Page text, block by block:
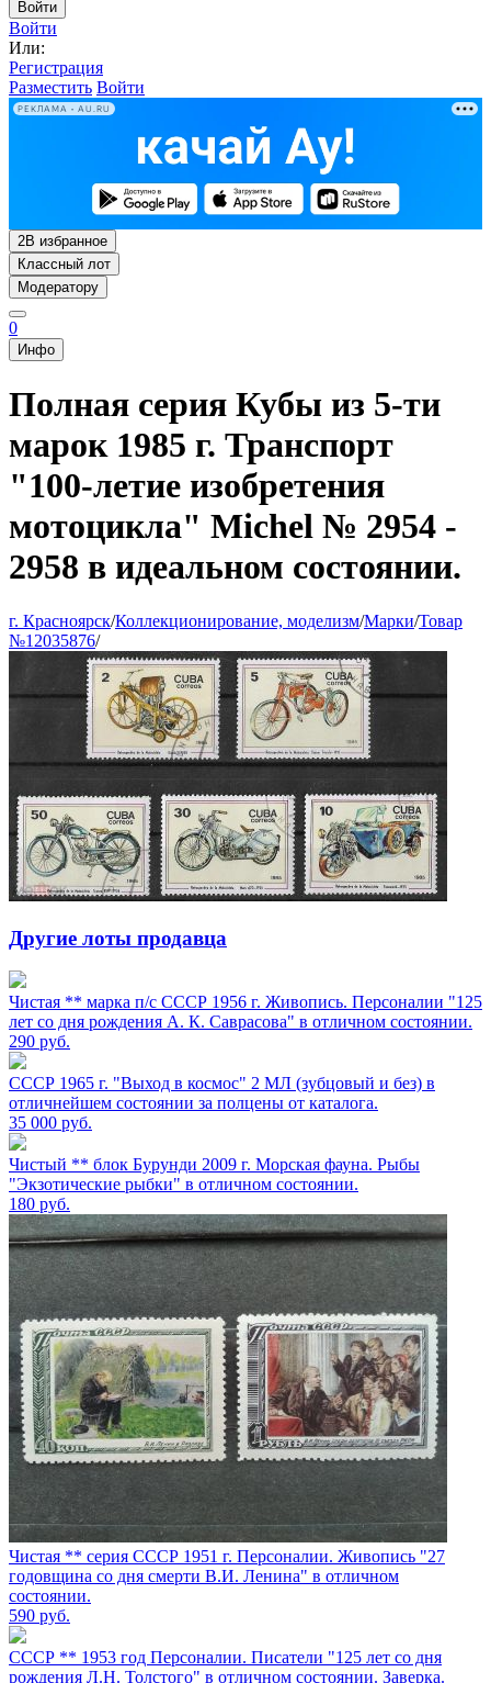
Войти
Войти
Или:
Регистрация
Разместить Войти
РЕКЛАМА • AU.RU
2В избранное
Классный лот
Модератору
0
Инфо
Полная серия Кубы из 5-ти
марок 1985 г. Транспорт
"100-летие изобретения
мотоцикла" Michel № 2954 -
2958 в идеальном состоянии.
г. Красноярск/Коллекционирование, моделизм/Марки/Товар
№12035876/
Другие лоты продавца
Чистая ** марка п/с СССР 1956 г. Живопись. Персоналии "125
лет со дня рождения А. К. Саврасова" в отличном состоянии.
290 руб.
СССР 1965 г. "Выход в космос" 2 МЛ (зубцовый и без) в
отличнейшем состоянии за полцены от каталога.
35 000 руб.
Чистый ** блок Бурунди 2009 г. Морская фауна. Рыбы
"Экзотические рыбки" в отличном состоянии.
180 руб.
Чистая ** серия СССР 1951 г. Персоналии. Живопись "27
годовщина со дня смерти В.И. Ленина" в отличном
состоянии.
590 руб.
СССР ** 1953 год Персоналии. Писатели "125 лет со дня
рождения Л.Н. Толстого" в отличном состоянии. Заверка.